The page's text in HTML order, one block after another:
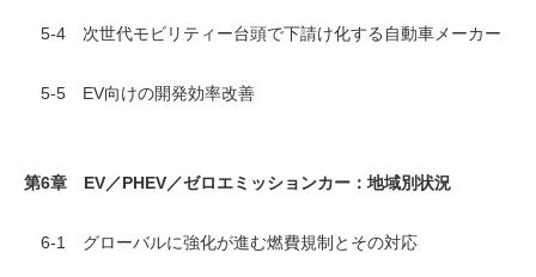
5-4 次世代モビリティー台頭で下請け化する自動車メーカー
5-5 EV向けの開発効率改善
第6章 EV／PHEV／ゼロエミッションカー：地域別状況
6-1 グローバルに強化が進む燃費規制とその対応